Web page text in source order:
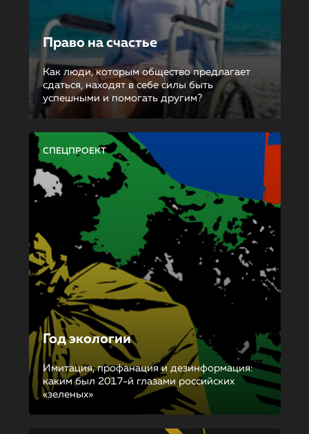
Право на счастье
Как люди, которым общество предлагает
сдаться, находят в себе силы быть
успешными и помогать другим?
СПЕЦПРОЕКТ
Год экологии
Имитация, профанация и дезинформация:
каким был 2017-й глазами российских
«зеленых»